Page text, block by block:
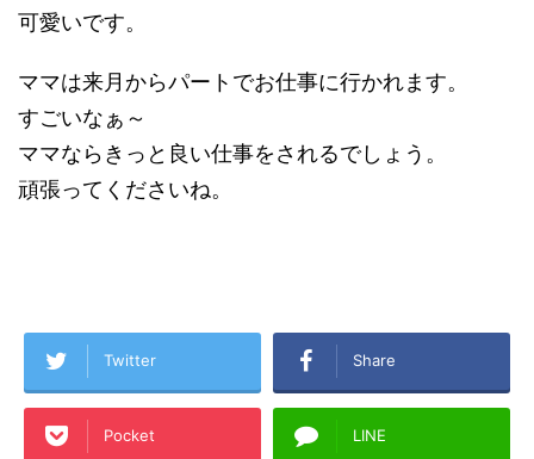
可愛いです。
ママは来月からパートでお仕事に行かれます。
すごいなぁ～
ママならきっと良い仕事をされるでしょう。
頑張ってくださいね。
Twitter Share
Pocket LINE